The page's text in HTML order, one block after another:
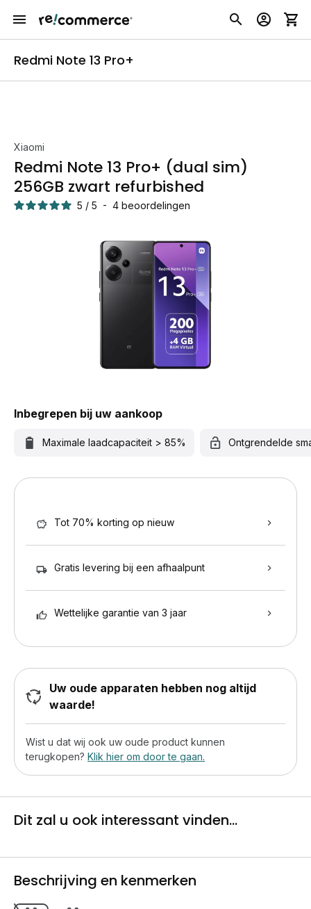
Redmi Note 13 Pro+
Xiaomi
Redmi Note 13 Pro+ (dual sim)
256GB zwart refurbished
5 / 5 - 4 beoordelingen
Inbegrepen bij uw aankoop
Maximale laadcapaciteit > 85% Ontgrendelde
Tot 70% korting op nieuw
Gratis levering bij een afhaalpunt
Wettelijke garantie van 3 jaar
Uw oude apparaten hebben nog altijd
waarde!
Wist u dat wij ook uw oude product kunnen
terugkopen? Klik hier om door te gaan.
Dit zal u ook interessant vinden...
Beschrijving en kenmerken